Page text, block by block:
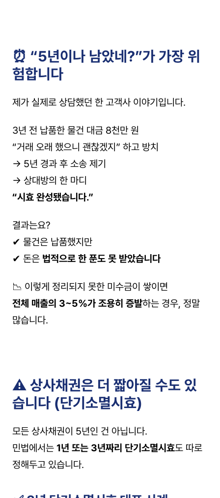
⏰ “5년이나 남았네?”가 가장 위
험합니다
제가 실제로 상담했던 한 고객사 이야기입니다.
3년 전 납품한 물건 대금 8천만 원
“거래 오래 했으니 괜찮겠지” 하고 방치
→ 5년 경과 후 소송 제기
→ 상대방의 한 마디
“시효 완성됐습니다.”
결과는요?
✔ 물건은 납품했지만
✔ 돈은 법적으로 한 푼도 못 받았습니다
📉 이렇게 정리되지 못한 미수금이 쌓이면
전체 매출의 3~5%가 조용히 증발하는 경우, 정말
많습니다.
⚠️ 상사채권은 더 짧아질 수도 있
습니다 (단기소멸시효)
모든 상사채권이 5년인 건 아닙니다.
민법에서는 1년 또는 3년짜리 단기소멸시효도 따로
정해두고 있습니다.